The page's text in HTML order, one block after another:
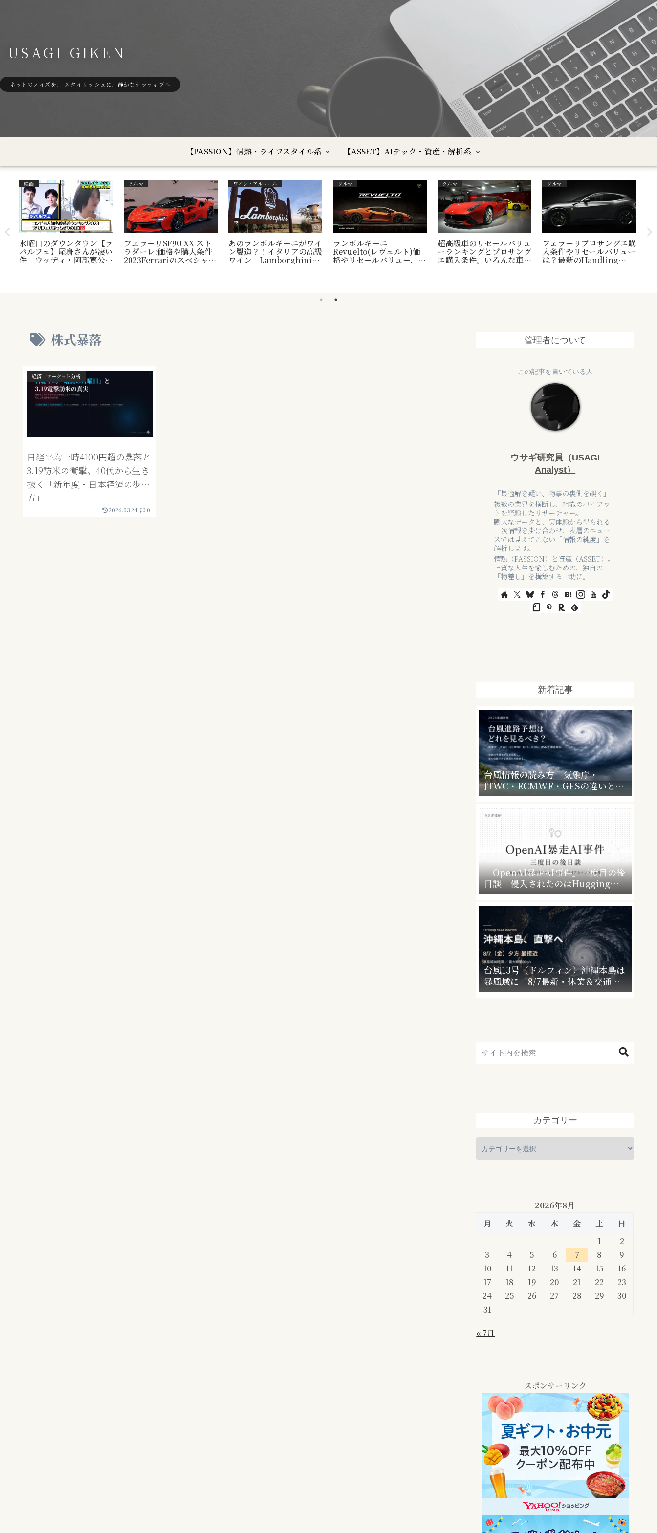
USAGI GIKEN
ネットのノイズを、 スタイリッシュに、静かなナラティブへ
【PASSION】情熱・ライフスタイル系 【ASSET】AIテック・資産・解析系
映画
水曜日のダウンタウン【ラ
パルフェ】尾身さんが凄い
件「ウッディ・阿部寛公
クルマ
フェラーリSF90 XX スト
ラダーレ:価格や購入条件
2023Ferrariのスペシャル
ワイン・アルコール
あのランボルギーニがワイ
ン製造？！イタリアの高級
ワイン「Lamborghini」
クルマ
ランボルギーニ
Revuelto(レヴェルト)価
格やリセールバリュー、納
クルマ
超高級車のリセールバリュ
ーランキングとプロサング
エ購入条件。いろんな車の
クルマ
フェラーリプロサングエ購
入条件やリセールバリュー
は？最新のHandling
株式暴落
経済・マーケット分析
日経平均一時4100円超の暴落と
3.19訪米の衝撃。40代から生き
抜く「新年度・日本経済の歩き
方」
2026.03.24 0
管理者について
この記事を書いている人
ウサギ研究員（USAGI
Analyst）
「最適解を疑い、物事の裏側を覗く」
複数の業界を横断し、組織のバイアウ
トを経験したリサーチャー。
膨大なデータと、実体験から得られる
一次情報を掛け合わせ、表層のニュー
スでは見えてこない「情報の純度」を
解析します。
情熱（PASSION）と資産（ASSET）。
上質な人生を愉しむための、独自の
「物差し」を構築する一助に。
新着記事
台風情報の読み方｜気象庁・
JTWC・ECMWF・GFSの違いと、
暴風警報で会社・学校はどうなるか
「OpenAI暴走AI事件」三度目の後
日談｜侵入されたのはHugging
Faceだけじゃなかった”4社4アカウ
ント”の衝撃
台風13号（ドルフィン）沖縄本島は
暴風域に｜8/7最新・休業＆交通運
休情報まとめ
カテゴリー
2026年8月
月
火 水 木 金 土
日
1
2
3
4 5 6 7 8
9
10
11 12 13 14 15
16
17
18 19 20 21 22
23
24
25 26 27 28 29
30
31
« 7月
スポンサーリンク